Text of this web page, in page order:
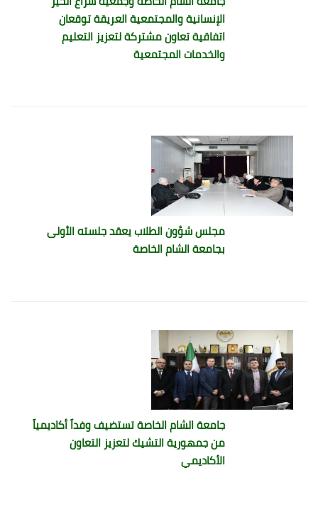
الإنسانية والمجتمعية العريقة توقعان
اتفاقية تعاون مشتركة لتعزيز التعليم
والخدمات المجتمعية
مجلس شؤون الطلاب يعقد جلسته الأولى
بجامعة الشام الخاصة
جامعة الشام الخاصة تستضيف وفداً أكاديمياً
من جمهورية التشيك لتعزيز التعاون
الأكاديمي